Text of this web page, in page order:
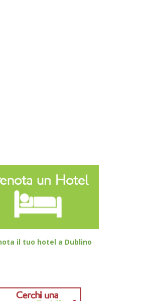
il tuo hotel a Dublino